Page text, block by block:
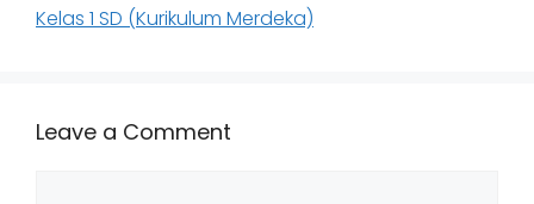
Kelas 1 SD (Kurikulum Merdeka)
Leave a Comment